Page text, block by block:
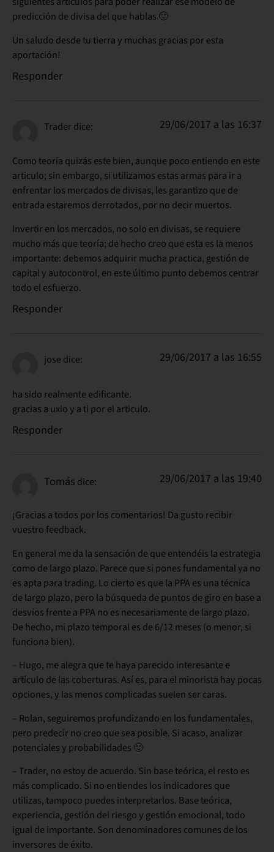
predicción de divisa del que hablas 🙂
Un saludo desde tu tierra y muchas gracias por esta
aportación!
Responder
Traderdice: 29/06/2017 a las 16:37
Como teoría quizás este bien, aunque poco entiendo en este
articulo; sin embargo, si utilizamos estas armas para ir a
enfrentar los mercados de divisas, les garantizo que de
entrada estaremos derrotados, por no decir muertos.
Invertir en los mercados, no solo en divisas, se requiere
mucho más que teoría; de hecho creo que esta es la menos
importante: debemos adquirir mucha practica, gestión de
capital y autocontrol, en este último punto debemos centrar
todo el esfuerzo.
Responder
jose dice: 29/06/2017 a las 16:55
ha sido realmente edificante.
gracias a uxio y a ti por el articulo.
Responder
Tomás dice: 29/06/2017 a las 19:40
¡Gracias a todos por los comentarios! Da gusto recibir
vuestro feedback.
En general me da la sensación de que entendéis la estrategia
como de largo plazo. Parece que si pones fundamental ya no
es apta para trading. Lo cierto es que la PPA es una técnica
de largo plazo, pero la búsqueda de puntos de giro en base a
desvíos frente a PPA no es necesariamente de largo plazo.
De hecho, mi plazo temporal es de 6/12 meses (o menor, si
funciona bien).
– Hugo, me alegra que te haya parecido interesante e
artículo de las coberturas. Así es, para el minorista hay pocas
opciones, y las menos complicadas suelen ser caras.
– Rolan, seguiremos profundizando en los fundamentales,
pero predecir no creo que sea posible. Si acaso, analizar
potenciales y probabilidades 🙂
– Trader, no estoy de acuerdo. Sin base teórica, el resto es
más complicado. Si no entiendes los indicadores que
utilizas, tampoco puedes interpretarlos. Base teórica,
experiencia, gestión del riesgo y gestión emocional, todo
igual de importante. Son denominadores comunes de los
inversores de éxito.